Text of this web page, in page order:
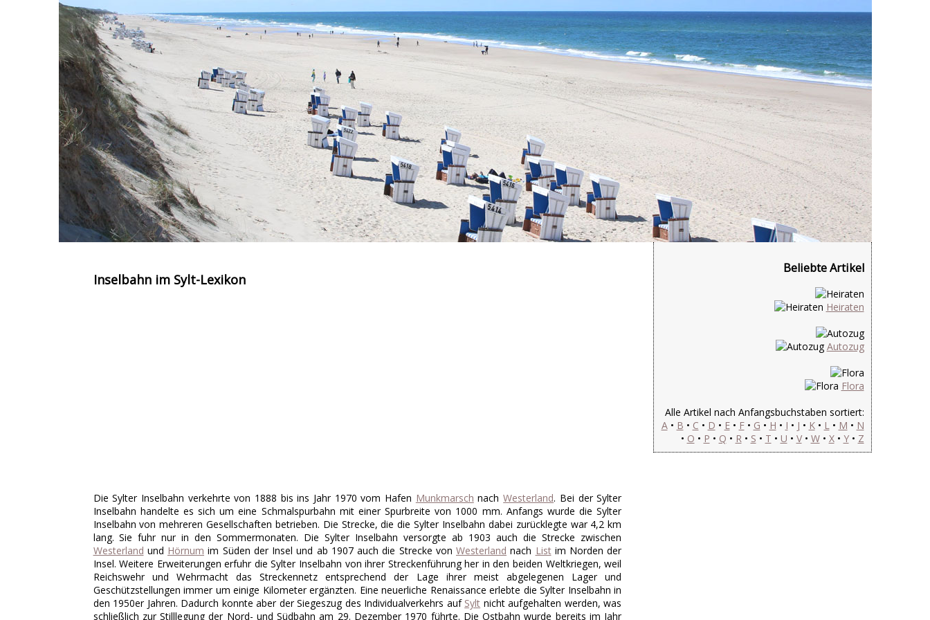
Inselbahn im Sylt-Lexikon
Die Sylter Inselbahn verkehrte von 1888 bis ins Jahr 1970 vom Hafen Munkmarsch nachWesterland. Bei der Sylter
Inselbahn handelte es sich um eine Schmalspurbahn mit einer Spurbreite von 1000 mm. Anfangs wurde die Sylter
Inselbahn von mehreren Gesellschaften betrieben. Die Strecke, die die Sylter Inselbahn dabei zurücklegte war 4,2 km
lang. Sie fuhr nur in den Sommermonaten. Die Sylter Inselbahn versorgte ab 1903 auch die Strecke zwischen
Westerland und Hörnum im Süden der Insel und ab 1907 auch die Strecke von Westerland nach Listim Norden der
Insel. Weitere Erweiterungen erfuhr die Sylter Inselbahn von ihrer Streckenführung her in den beiden Weltkriegen, weil
Reichswehr und Wehrmacht das Streckennetz entsprechend der Lage ihrer meist abgelegenen Lager und
Geschützstellungen immer um einige Kilometer ergänzten. Eine neuerliche Renaissance erlebte die Sylter Inselbahn in
den 1950er Jahren. Dadurch konnte aber der Siegeszug des Individualverkehrs auf Sylt nicht aufgehalten werden, was
schließlich zur Stilllegung der Nord- und Südbahn am 29. Dezember 1970 führte. Die Ostbahn wurde bereits im Jahr
Beliebte Artikel
Heiraten
Autozug
Flora
Alle Artikel nach Anfangsbuchstaben sortiert:
A• B • C • D • E• F• G • H • I • J • K• L • M • N
• O • P • Q • R • S • T • U • V• W• X• Y• Z